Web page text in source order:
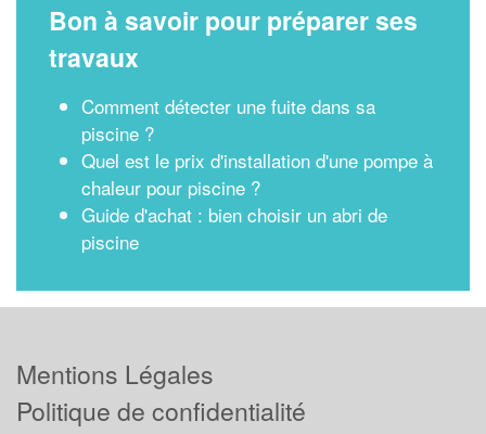
Bon à savoir pour préparer ses
travaux
Comment détecter une fuite dans sa
piscine ?
Quel est le prix d'installation d'une pompe à
chaleur pour piscine ?
Guide d'achat : bien choisir un abri de
piscine
Mentions Légales
Politique de confidentialité